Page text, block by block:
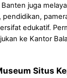
juga
edukatif.
ke Kantor
Situs